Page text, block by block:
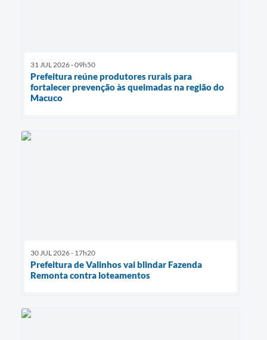
31 JUL 2026 - 09h50
Prefeitura reúne produtores rurais para
fortalecer prevenção às queimadas na região do
Macuco
30 JUL 2026 - 17h20
Prefeitura de Valinhos vai blindar Fazenda
Remonta contra loteamentos